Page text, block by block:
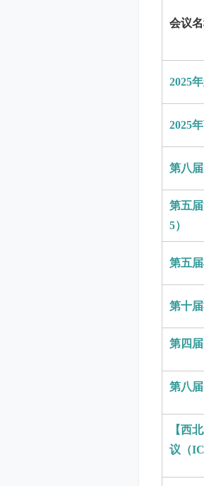
会议
2025
2025
第八
第五
5）
第五
第十
第四
第八
【西
议（